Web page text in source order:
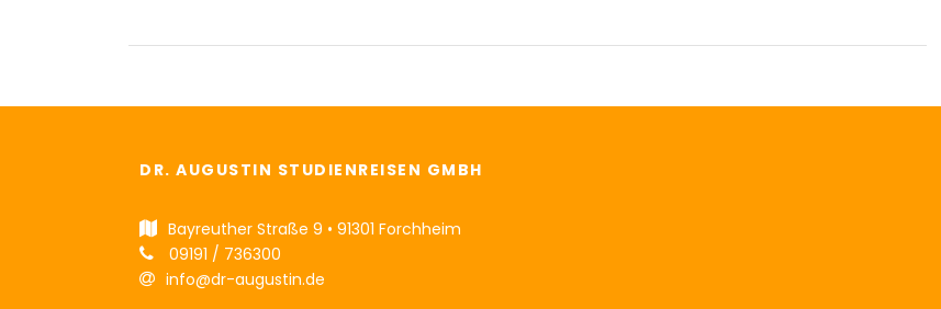
DR. AUGUSTIN STUDIENREISEN GMBH
Bayreuther Straße 9 • 91301 Forchheim
09191 / 736300
info@dr-augustin.de